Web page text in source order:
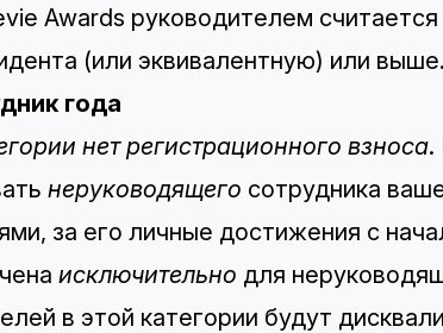
Awards руководителем
(или эквивалентную) или выше.
года
нет регистрационного взноса.
неруководящего сотрудника
за его личные достижения с
исключительно для
в этой категории будут